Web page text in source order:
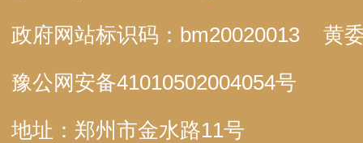
政府网站标识码：bm20020013
黄
豫公网安备41010502004054号
地址：郑州市金水路11号